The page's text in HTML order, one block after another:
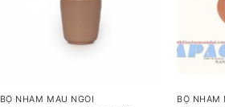
BỘ NHÁM MÀU NGÓI BỘ NHÁM